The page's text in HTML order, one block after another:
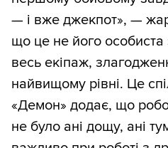
— і вже джекпот», —
що це не його
весь екіпаж,
найвищому рівні. Це
«Демон» додає, що
не було ані дощу, ані